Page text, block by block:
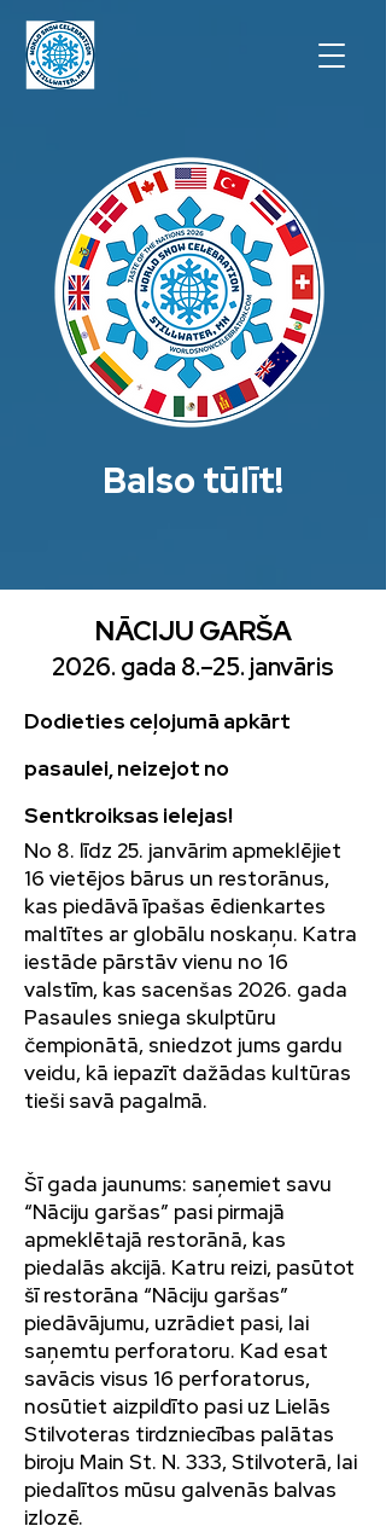
Balso tūlīt!
NĀCIJU GARŠA
2026. gada 8.–25. janvāris
Dodieties ceļojumā apkārt
pasaulei, neizejot no
Sentkroiksas ielejas!
No 8. līdz 25. janvārim apmeklējiet
16 vietējos bārus un restorānus,
kas piedāvā īpašas ēdienkartes
maltītes ar globālu noskaņu. Katra
iestāde pārstāv vienu no 16
valstīm, kas sacenšas 2026. gada
Pasaules sniega skulptūru
čempionātā, sniedzot jums gardu
veidu, kā iepazīt dažādas kultūras
tieši savā pagalmā.
Šī gada jaunums: saņemiet savu
“Nāciju garšas” pasi pirmajā
apmeklētajā restorānā, kas
piedalās akcijā. Katru reizi, pasūtot
šī restorāna “Nāciju garšas”
piedāvājumu, uzrādiet pasi, lai
saņemtu perforatoru. Kad esat
savācis visus 16 perforatorus,
nosūtiet aizpildīto pasi uz Lielās
Stilvoteras tirdzniecības palātas
biroju Main St. N. 333, Stilvoterā, lai
piedalītos mūsu galvenās balvas
izlozē.